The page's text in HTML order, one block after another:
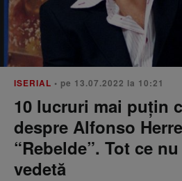
ISERIAL • pe 13.07.2022 la 10:21
10 lucruri mai puțin
despre Alfonso
“Rebelde”. Tot ce
vedetă